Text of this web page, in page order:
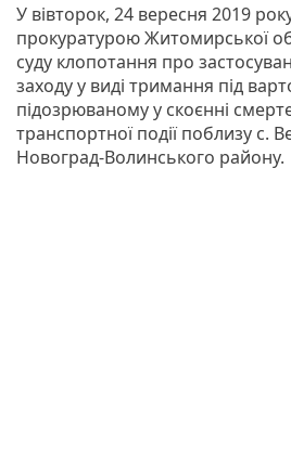
У вівторок, 24 вересня 2019
прокуратурою Житомирської
суду клопотання про
заходу у виді тримання під
підозрюваному у скоєнні
транспортної події поблизу с.
Новоград-Волинського району.